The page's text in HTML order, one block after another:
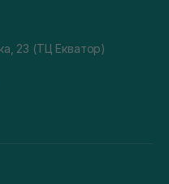
23 (ТЦ Екватор)